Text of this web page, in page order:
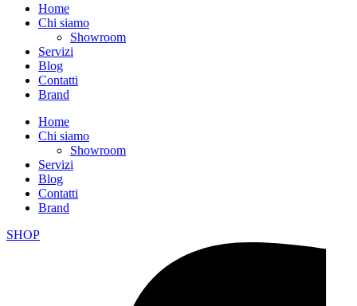
Home
Chi siamo
Showroom
Servizi
Blog
Contatti
Brand
Home
Chi siamo
Showroom
Servizi
Blog
Contatti
Brand
SHOP